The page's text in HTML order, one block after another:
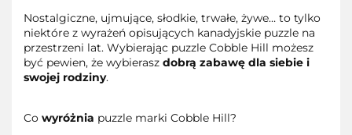
Nostalgiczne, ujmujące, słodkie, trwałe, żywe… to tylko
niektóre z wyrażeń opisujących kanadyjskie puzzle na
przestrzeni lat. Wybierając puzzle Cobble Hill możesz
być pewien, że wybierasz dobrą zabawę dla siebie i
swojej rodziny.
Co wyróżnia puzzle marki Cobble Hill?